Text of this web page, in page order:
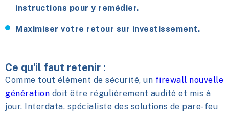
instructions pour y remédier.
Maximiser votre retour sur investissement.
Ce qu'il faut retenir :
Comme tout élément de sécurité, un firewall nouvelle
génération doit être régulièrement audité et mis à
jour. Interdata, spécialiste des solutions de pare-feu